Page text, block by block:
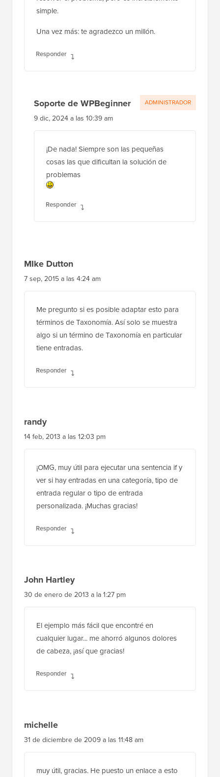
simple.
Una vez más: te agradezco un millón.
Responder
Soporte de WPBeginner
9 dic, 2024 a las 10:39 am
¡De nada! Siempre son las pequeñas
cosas las que dificultan la solución de
problemas
Responder
ADMINISTRADOR
MIke Dutton
7 sep, 2015 a las 4:24 am
Me pregunto si es posible adaptar esto para
términos de Taxonomía. Así solo se muestra
algo si un término de Taxonomía en particular
tiene entradas.
Responder
randy
14 feb, 2013 a las 12:03 pm
¡OMG, muy útil para ejecutar una sentencia if y
ver si hay entradas en una categoría, tipo de
entrada regular o tipo de entrada
personalizada. ¡Muchas gracias!
Responder
John Hartley
30 de enero de 2013 a la 1:27 pm
El ejemplo más fácil que encontré en
cualquier lugar... me ahorró algunos dolores
de cabeza, ¡así que gracias!
Responder
michelle
31 de diciembre de 2009 a las 11:48 am
muy útil, gracias. He puesto un enlace a esto